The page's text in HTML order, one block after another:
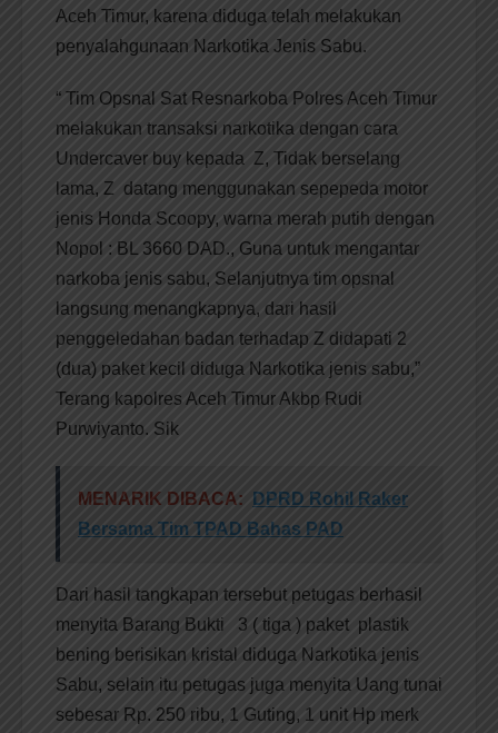
Aceh Timur, karena diduga telah melakukan
penyalahgunaan Narkotika Jenis Sabu.
“ Tim Opsnal Sat Resnarkoba Polres Aceh Timur
melakukan transaksi narkotika dengan cara
Undercaver buy kepada Z, Tidak berselang
lama, Z datang menggunakan sepepeda motor
jenis Honda Scoopy, warna merah putih dengan
Nopol : BL 3660 DAD., Guna untuk mengantar
narkoba jenis sabu, Selanjutnya tim opsnal
langsung menangkapnya, dari hasil
penggeledahan badan terhadap Z didapati 2
(dua) paket kecil diduga Narkotika jenis sabu,”
Terang kapolres Aceh Timur Akbp Rudi
Purwiyanto. Sik
MENARIK DIBACA:
DPRD Rohil Raker
Bersama Tim TPAD Bahas PAD
Dari hasil tangkapan tersebut petugas berhasil
menyita Barang Bukti 3 ( tiga ) paket plastik
bening berisikan kristal diduga Narkotika jenis
Sabu, selain itu petugas juga menyita Uang tunai
sebesar Rp. 250 ribu, 1 Guting, 1 unit Hp merk